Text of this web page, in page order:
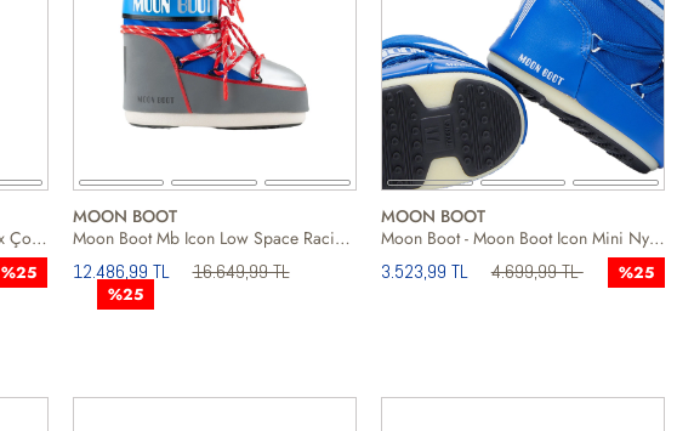
Moon Boot Mb Icon Nylon Unisex Çocuk Siyah Kar Botu
%25
MOON BOOT
Moon Boot Mb Icon Low Space Racing Unisex Gri Kar Botu
12.486,99 TL 16.649,99 TL
%25
MOON BOOT
Moon Boot - Moon Boot Icon Mini Nylon Unisex Çocuk Mavi Kar Botu
3.523,99 TL 4.699,99 TL %25